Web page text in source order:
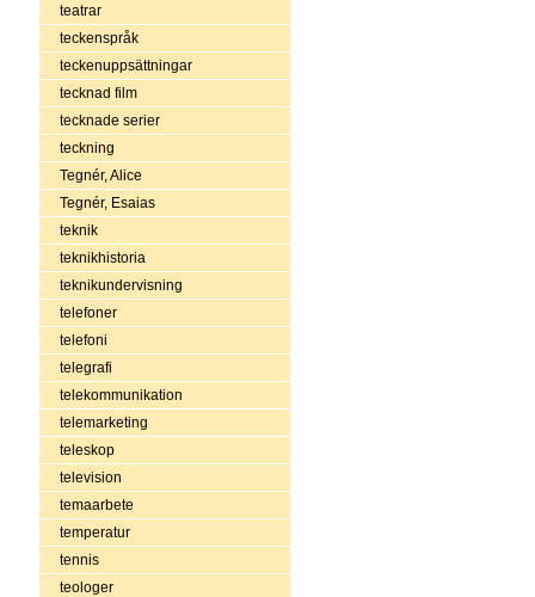
teatrar
teckenspråk
teckenuppsättningar
tecknad film
tecknade serier
teckning
Tegnér, Alice
Tegnér, Esaias
teknik
teknikhistoria
teknikundervisning
telefoner
telefoni
telegrafi
telekommunikation
telemarketing
teleskop
television
temaarbete
temperatur
tennis
teologer